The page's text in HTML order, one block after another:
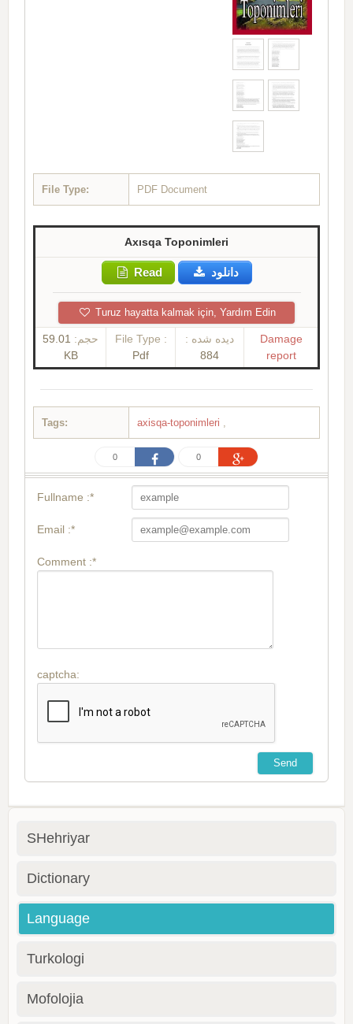
File Type: PDF Document
Axısqa Toponimleri
Read دانلود
Turuz hayatta kalmak için, Yardım Edin
حجم: 59.01
KB
File Type :
Pdf
دیده شده :
884
Damage
report
Tags: axisqa-toponimleri ,
0 0
Fullname :*
Email :*
Comment :*
captcha:
SHehriyar
Dictionary
Language
Turkologi
Mofolojia